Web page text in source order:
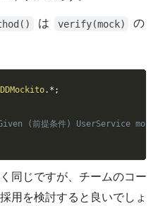
は verify(mock)
の
. * ;
(前提条件) UserService
同じですが、チームのコー
用を検討すると良いでしょ